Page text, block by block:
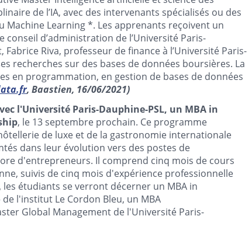
de l’IA, avec des intervenants spécialisés ou des
Machine Learning *. Les apprenants reçoivent un
conseil d’administration de l’Université Paris-
Riva, professeur de finance à l’Université Paris-
recherches sur des bases de données boursières. La
en programmation, en gestion de bases de données
, Baastien, 16/06/2021)
l'Université Paris-Dauphine-PSL, un MBA in
, le 13 septembre prochain. Ce programme
de luxe et de la gastronomie internationale
dans leur évolution vers des postes de
d'entrepreneurs. Il comprend cinq mois de cours
suivis de cinq mois d'expérience professionnelle
étudiants se verront décerner un MBA in
l'institut Le Cordon Bleu, un MBA
Global Management de l'Université Paris-